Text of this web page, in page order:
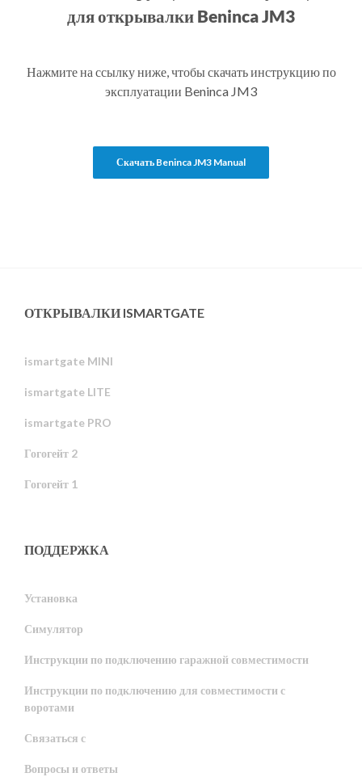
для открывалки Beninca JM3
Нажмите на ссылку ниже, чтобы скачать инструкцию по
эксплуатации Beninca JM3
Скачать Beninca JM3 Manual
ОТКРЫВАЛКИ ISMARTGATE
ismartgate MINI
ismartgate LITE
ismartgate PRO
Гогогейт 2
Гогогейт 1
ПОДДЕРЖКА
Установка
Симулятор
Инструкции по подключению гаражной совместимости
Инструкции по подключению для совместимости с
воротами
Связаться с
Вопросы и ответы